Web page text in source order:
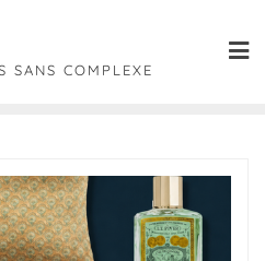
SANS COMPLEXE